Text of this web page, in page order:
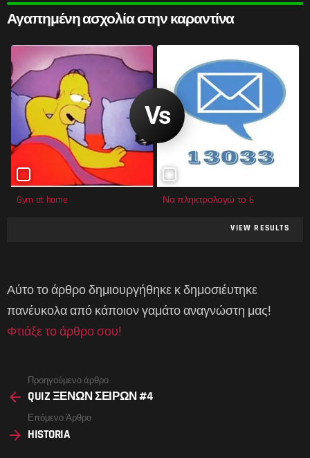
Αγαπημένη ασχολία στην καραντίνα
Gym at home Να πληκτρολογώ το 6
VIEW RESULTS
Αύτο το άρθρο δημιουργήθηκε κ δημοσιέυτηκε
πανέυκολα από κάποιον γαμάτο αναγνώστη μας!
Φτιάξε το άρθρο σου!
more
Προηγούμενο άρθρο
QUIZ ΞΕΝΩΝ ΣΕΙΡΩΝ #4
Επόμενο Άρθρο
HISTORIA